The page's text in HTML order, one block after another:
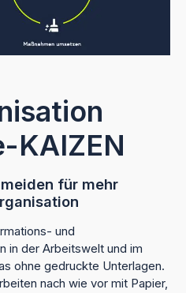
KAIZEN
für mehr
und
in der Arbeitswelt und im
ohne gedruckte Unterlagen.
nach wie vor mit Papier,